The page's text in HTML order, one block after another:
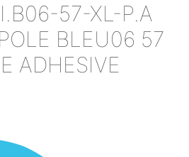
57-XL-P.A
BLEU06 57
ADHESIVE